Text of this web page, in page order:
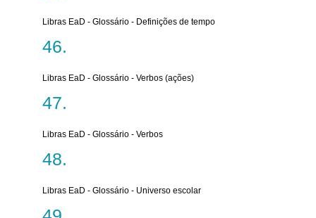
Libras EaD - Glossário - Definições de tempo
Libras EaD - Glossário - Verbos (ações)
Libras EaD - Glossário - Verbos
Libras EaD - Glossário - Universo escolar